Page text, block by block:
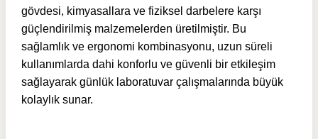
gövdesi, kimyasallara ve fiziksel darbelere karşı
güçlendirilmiş malzemelerden üretilmiştir. Bu
sağlamlık ve ergonomi kombinasyonu, uzun süreli
kullanımlarda dahi konforlu ve güvenli bir etkileşim
sağlayarak günlük laboratuvar çalışmalarında büyük
kolaylık sunar.